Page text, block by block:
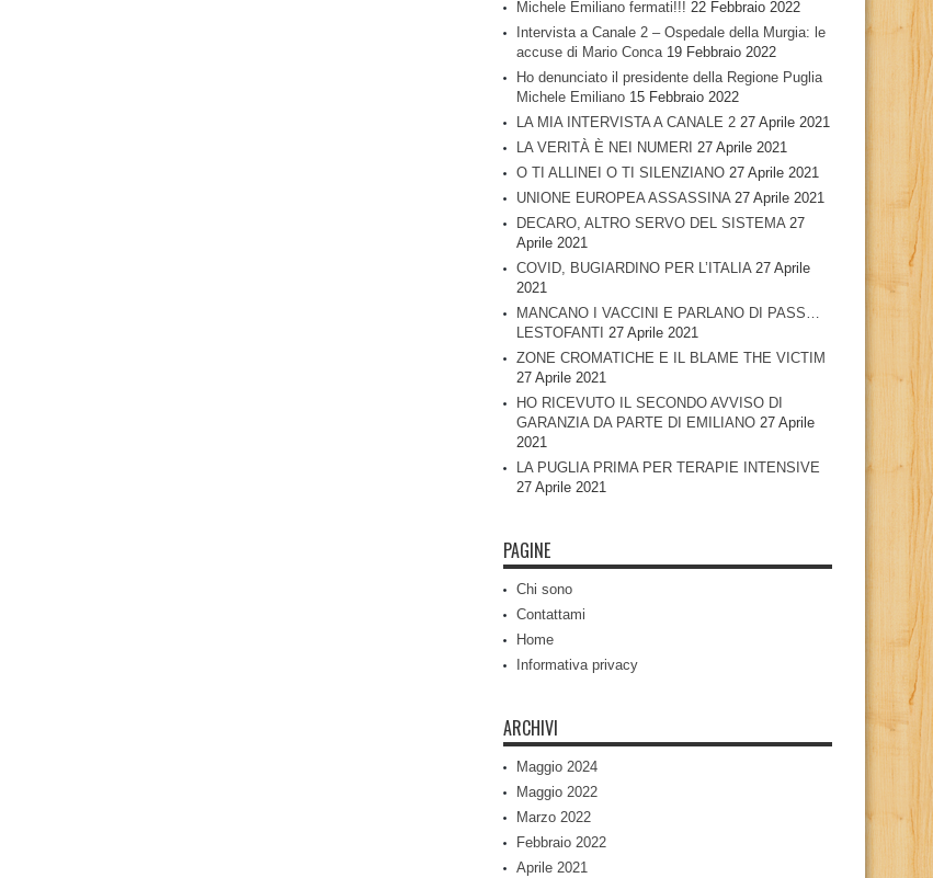
Michele Emiliano fermati!!! 22 Febbraio 2022
Intervista a Canale 2 – Ospedale della Murgia: le
accuse di Mario Conca 19 Febbraio 2022
Ho denunciato il presidente della Regione Puglia
Michele Emiliano 15 Febbraio 2022
LA MIA INTERVISTA A CANALE 2 27 Aprile 2021
LA VERITÀ È NEI NUMERI 27 Aprile 2021
O TI ALLINEI O TI SILENZIANO 27 Aprile 2021
UNIONE EUROPEA ASSASSINA 27 Aprile 2021
DECARO, ALTRO SERVO DEL SISTEMA 27
Aprile 2021
COVID, BUGIARDINO PER L’ITALIA 27 Aprile
2021
MANCANO I VACCINI E PARLANO DI PASS…
LESTOFANTI 27 Aprile 2021
ZONE CROMATICHE E IL BLAME THE VICTIM
27 Aprile 2021
HO RICEVUTO IL SECONDO AVVISO DI
GARANZIA DA PARTE DI EMILIANO 27 Aprile
2021
LA PUGLIA PRIMA PER TERAPIE INTENSIVE
27 Aprile 2021
PAGINE
Chi sono
Contattami
Home
Informativa privacy
ARCHIVI
Maggio 2024
Maggio 2022
Marzo 2022
Febbraio 2022
Aprile 2021